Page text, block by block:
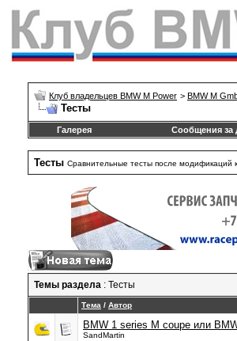
Клуб владельцев BMW M Power > BMW M
Тесты
Галерея Сообщения за
Тесты Сравнительные тесты после модификаций
Темы раздела : Тесты
Тема / Автор
BMW 1 series M coupe или
SandMartin